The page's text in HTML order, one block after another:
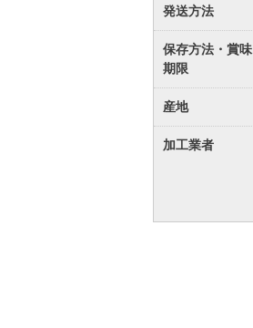
発送方法
保存方法・賞味
期限
産地
加工業者